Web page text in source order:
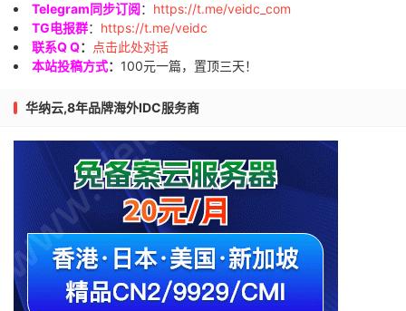
Telegram同步订阅： https://t.me/veidc_com
TG电报群： https://t.me/veidc
联系Q Q：
点击此处对话
本站投稿方式： 100元一篇，置顶三天！
华纳云,8年品牌海外IDC服务商